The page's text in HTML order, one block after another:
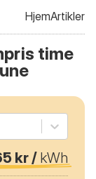
HjemArtikler
time
kr / kWh